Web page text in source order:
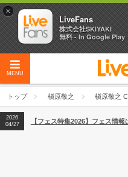
MENU
トップ 槇原敬之 槇原敬之
2026
04/27
2026
【ライブ動員ランキング】
2026
04/27
【フェス特集2026】フェス情報
×
LiveFans
株式会社SKIYAKI
無料 - In Google Play